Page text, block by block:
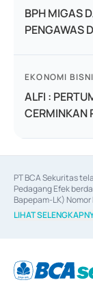
BPH MIGAS
PENGAWAS
EKONOMI
ALFI :
CERMINKAN
PT BCA Sekuritas
Pedagang Efek
Bapepam-LK)
06/D.04/2014
Efek berdasarkan
berdasarkan surat
67/PM.21/2017
LIHAT